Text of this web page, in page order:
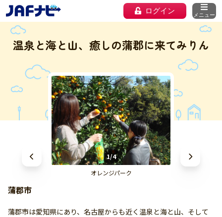
ログイン メニュー
温泉と海と山、癒しの蒲郡に来てみりん
1/4
オレンジパーク
蒲郡市
蒲郡市は愛知県にあり、名古屋からも近く温泉と海と山、そして